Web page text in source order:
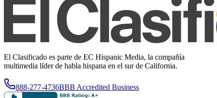
El Clasificado es parte de EC Hispanic Media, la compañía
multimedia líder de habla hispana en el sur de California.
888-277-4736BBB Accredited Business